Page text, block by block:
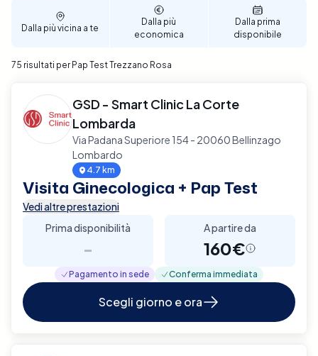
Dalla più vicina a te
Dalla più
economica
Dalla prima
disponibile
75 risultati per Pap Test Trezzano Rosa
GSD - Smart Clinic La Corte
Lombarda
Via Padana Superiore 154 - 20060 Bellinzago
Lombardo
4.7 km
Visita Ginecologica + Pap Test
Vedi altre prestazioni
Prima disponibilità
-
A partire da
160€
Pagamento in sede Conferma immediata
Scegli giorno e ora